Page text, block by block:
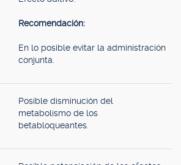
Recomendación:
En lo posible evitar la administración
conjunta.
Posible disminución del
metabolismo de los
betabloqueantes.